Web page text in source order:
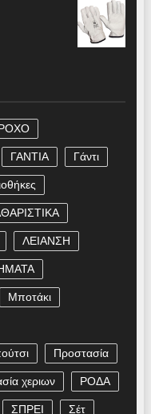
ΓΑΝΤΙΑ
Γάντι
ΛΕΙΑΝΣΗ
Μποτάκι
Προστασία
χεριων
ΡΟΔΑ
ΣΠΡΕΙ
Σέτ